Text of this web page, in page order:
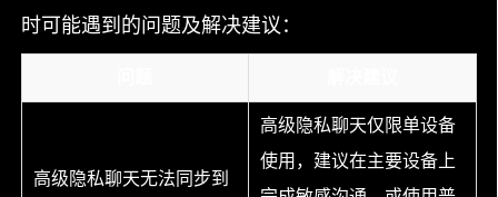
时可能遇到的问题及解决建议：
高级隐私聊天无法同步到
高级隐私聊天仅限单设备
使用，建议在主要设备上